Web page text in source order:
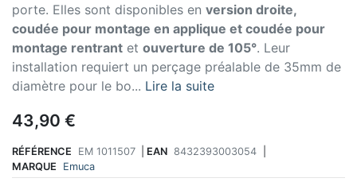
porte. Elles sont disponibles en version droite,
coudée pour montage en applique et coudée pour
montage rentrant et ouverture de 105°. Leur
installation requiert un perçage préalable de 35mm de
diamètre pour le bo... Lire la suite
43,90 €
RÉFÉRENCE EM 1011507 EAN 8432393003054
MARQUE
Emuca